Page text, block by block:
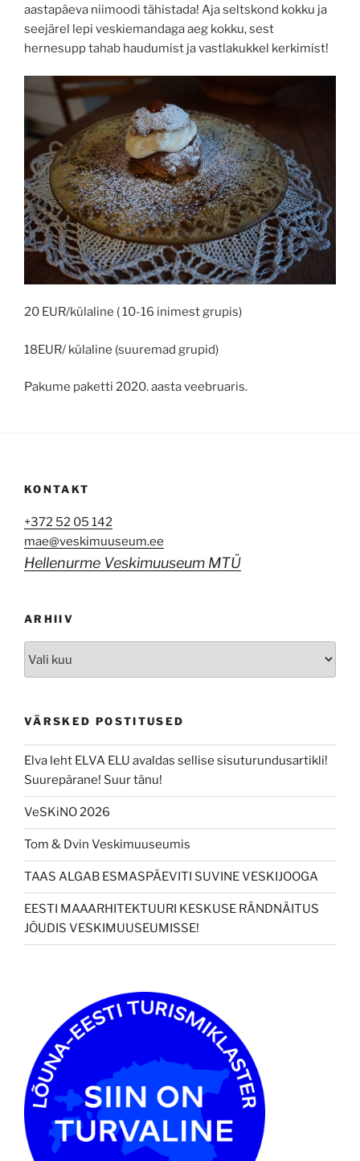
aastapäeva niimoodi tähistada! Aja seltskond kokku ja
seejärel lepi veskiemandaga aeg kokku, sest
hernesupp tahab haudumist ja vastlakukkel kerkimist!
20 EUR/külaline ( 10-16 inimest grupis)
18EUR/ külaline (suuremad grupid)
Pakume paketti 2020. aasta veebruaris.
KONTAKT
+372 52 05 142
mae@veskimuuseum.ee
Hellenurme Veskimuuseum MTÜ
ARHIIV
VÄRSKED POSTITUSED
Elva leht ELVA ELU avaldas sellise sisuturundusartikli!
Suurepärane! Suur tänu!
VeSKiNO 2026
Tom & Dvin Veskimuuseumis
TAAS ALGAB ESMASPÄEVITI SUVINE VESKIJOOGA
EESTI MAAARHITEKTUURI KESKUSE RÄNDNÄITUS
JÕUDIS VESKIMUUSEUMISSE!